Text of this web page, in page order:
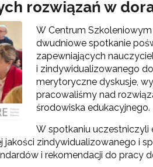
e-materiałów i gier"
branżowej szkoły ćwiczeń (BSĆ)"
e-podręczników"
rozwiązań w
W Centrum
dwudniowe spotkanie
zapewniających
i zindywidualizowanego
merytoryczne dyskusje,
pracowaliśmy nad
środowiska edukacyjnego.
W spotkaniu uczestniczyli
zindywidualizowanego i
i rekomendacji do pracy